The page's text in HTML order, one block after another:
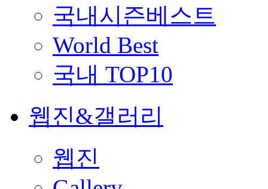
국내시즌베스트
World Best
국내 TOP10
웹진&갤러리
웹진